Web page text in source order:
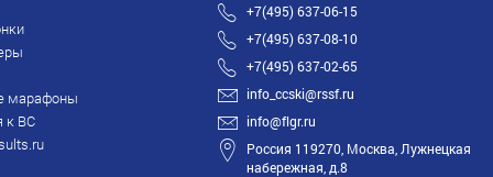
марафоны
к ВС
+7(495) 637-06-15
+7(495) 637-08-10
+7(495) 637-02-65
info_ccski@rssf.ru
info@flgr.ru
Россия 119270, Москва, Лужнецкая
набережная, д.8